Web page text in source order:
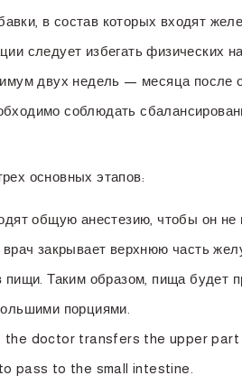
в состав которых входят
следует избегать физических
двух недель — месяца после
соблюдать
основных этапов:
общую анестезию, чтобы он
закрывает верхнюю часть
Таким образом, пища будет
порциями.
the doctor transfers the upper
pass to the small intestine.